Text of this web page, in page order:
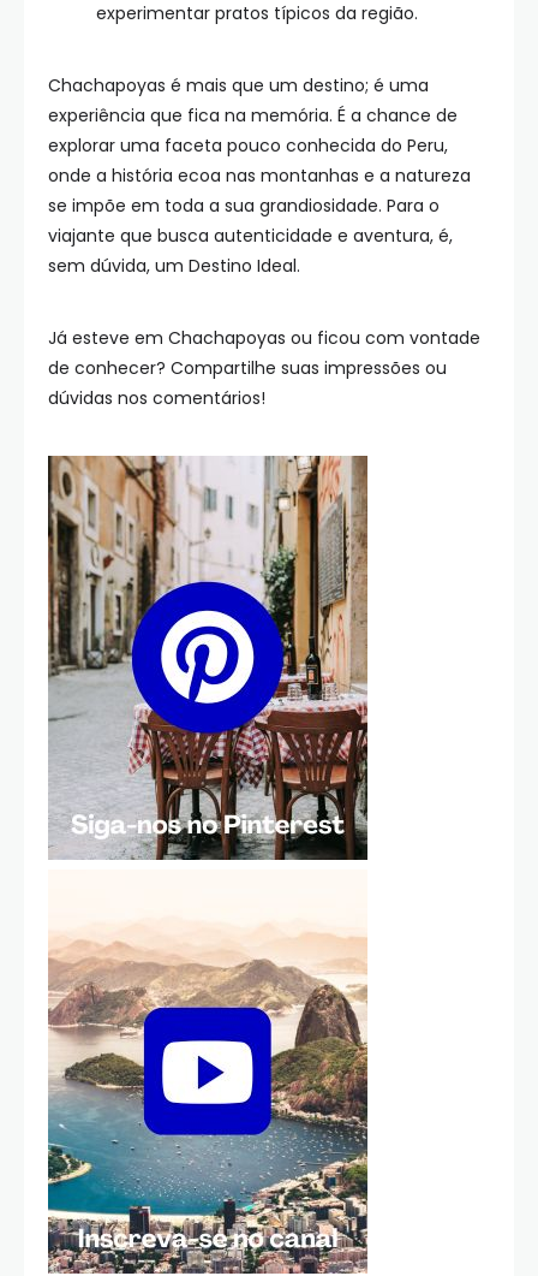
experimentar pratos típicos da região.
Chachapoyas é mais que um destino; é uma
experiência que fica na memória. É a chance de
explorar uma faceta pouco conhecida do Peru,
onde a história ecoa nas montanhas e a natureza
se impõe em toda a sua grandiosidade. Para o
viajante que busca autenticidade e aventura, é,
sem dúvida, um Destino Ideal.
Já esteve em Chachapoyas ou ficou com vontade
de conhecer? Compartilhe suas impressões ou
dúvidas nos comentários!